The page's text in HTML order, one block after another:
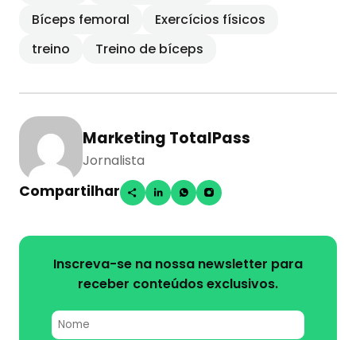
Bíceps femoral
Exercícios físicos
treino
Treino de bíceps
Marketing TotalPass
Jornalista
Compartilhar
Inscreva-se na nossa newsletter para
receber conteúdos exclusivos.